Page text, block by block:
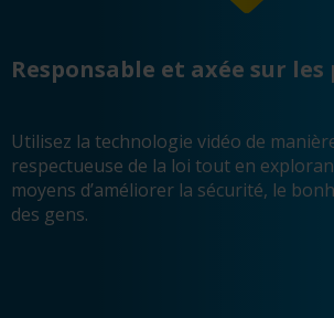
Responsable et axée sur les
Utilisez la technologie vidéo de
respectueuse de la loi tout en
moyens d’améliorer la sécurité, le
des gens.